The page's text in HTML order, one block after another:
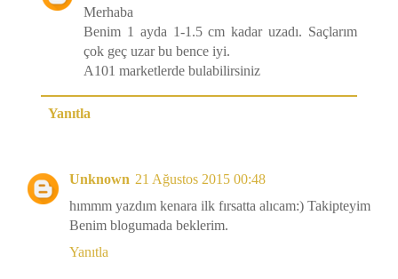
Merhaba
Benim 1 ayda 1-1.5 cm kadar uzadı. Saçlarım
çok geç uzar bu bence iyi.
A101 marketlerde bulabilirsiniz
Yanıtla
Unknown 21 Ağustos 2015 00:48
hımmm yazdım kenara ilk fırsatta alıcam:) Takipteyim
Benim blogumada beklerim.
Yanıtla